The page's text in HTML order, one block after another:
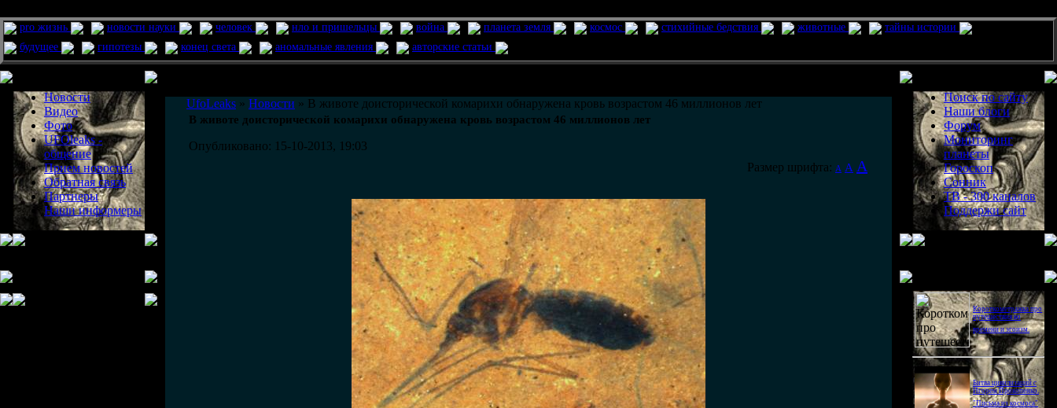
pro жизнь новости науки человек нло и пришельцы война планета земля космос стихийные бедствия животные
тайны истории
будущее
гипотезы конец света аномальные явления авторские статьи
Новости
Видео
Фото
UFOleaks -
общение
Прием новостей
Обратная связь
Партнеры
Наши информеры
UfoLeaks » Новости » В животе доисторической комарихи обнаружена кровь возрастом 46 миллионов лет
В животе доисторической комарихи обнаружена кровь возрастом 46 миллионов лет
Опубликовано: 15-10-2013, 19:03
Размер шрифта: A A A
Поиск по сайту
Наши блоги
Форум
Мониторинг
планеты
Гороскоп
Сонник
ТВ - 300 каналов
Поддержи сайт
Короткометражка про
путешествия во
времени и эгоизм.
Битва цивилизаций с
Игорем Прокопенко.
"Письма из космоса"